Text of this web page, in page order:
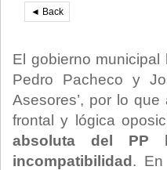
◄ Back
El gobierno
Pedro Pacheco y
Asesores’, por lo
frontal y lógica
absoluta del PP
incompatibilidad. En